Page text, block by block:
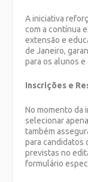
A iniciativa
com a contínua
extensão e
de Janeiro,
para os alunos e
Inscrições e
No momento da
selecionar
também
para candidatos
previstas no
formulário